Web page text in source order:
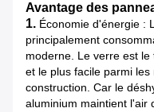
Avantage des
1. Économie d'énergie :
principalement
moderne. Le verre est
et le plus facile parmi
construction. Car le
aluminium maintient l'air